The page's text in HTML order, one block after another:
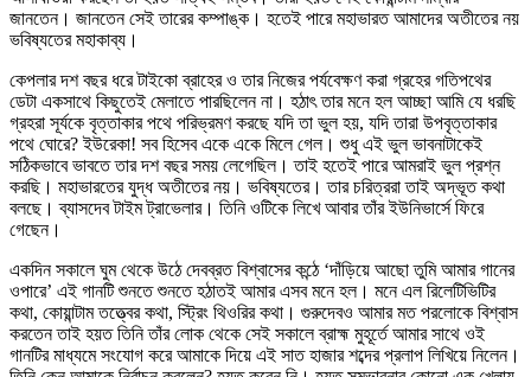
জানতেন। জানতেন সেই তারের কম্পাঙ্ক। হতেই পারে মহাভারত আমাদের অতীতের নয়
ভবিষ্যতের মহাকাব্য।
কেপলার দশ বছর ধরে টাইকো ব্রাহের ও তার নিজের পর্যবেক্ষণ করা গ্রহের গতিপথের
ডেটা একসাথে কিছুতেই মেলাতে পারছিলেন না। হঠাৎ তার মনে হল আচ্ছা আমি যে ধরছি
গ্রহরা সূর্যকে বৃত্তাকার পথে পরিভ্রমণ করছে যদি তা ভুল হয়, যদি তারা উপবৃত্তাকার
পথে ঘোরে? ইউরেকা! সব হিসেব একে একে মিলে গেল। শুধু এই ভুল ভাবনাটাকেই
সঠিকভাবে ভাবতে তার দশ বছর সময় লেগেছিল। তাই হতেই পারে আমরাই ভুল প্রশ্ন
করছি। মহাভারতের যুদ্ধ অতীতের নয়। ভবিষ্যতের। তার চরিত্ররা তাই অদ্ভূত কথা
বলছে। ব্যাসদেব টাইম ট্রাভেলার। তিনি ওটিকে লিখে আবার তাঁর ইউনিভার্সে ফিরে
গেছেন।
একদিন সকালে ঘুম থেকে উঠে দেবব্রত বিশ্বাসের কন্ঠে ‘দাঁড়িয়ে আছো তুমি আমার গানের
ওপারে’ এই গানটি শুনতে শুনতে হঠাতই আমার এসব মনে হল। মনে এল রিলেটিভিটির
কথা, কোয়ান্টাম তত্ত্বের কথা, স্ট্রিং থিওরির কথা। গুরুদেবও আমার মত পরলোকে বিশ্বাস
করতেন তাই হয়ত তিনি তাঁর লোক থেকে সেই সকালে ব্রাহ্ম মুহূর্তে আমার সাথে ওই
গানটির মাধ্যমে সংযোগ করে আমাকে দিয়ে এই সাত হাজার শব্দের প্রলাপ লিখিয়ে নিলেন।